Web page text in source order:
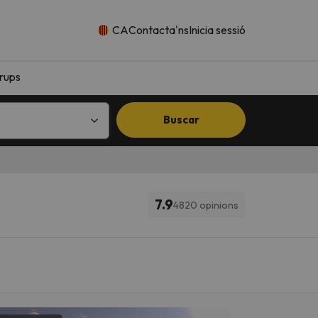
CAContacta'nsInicia sessió
Buscar
7.94820 opinions